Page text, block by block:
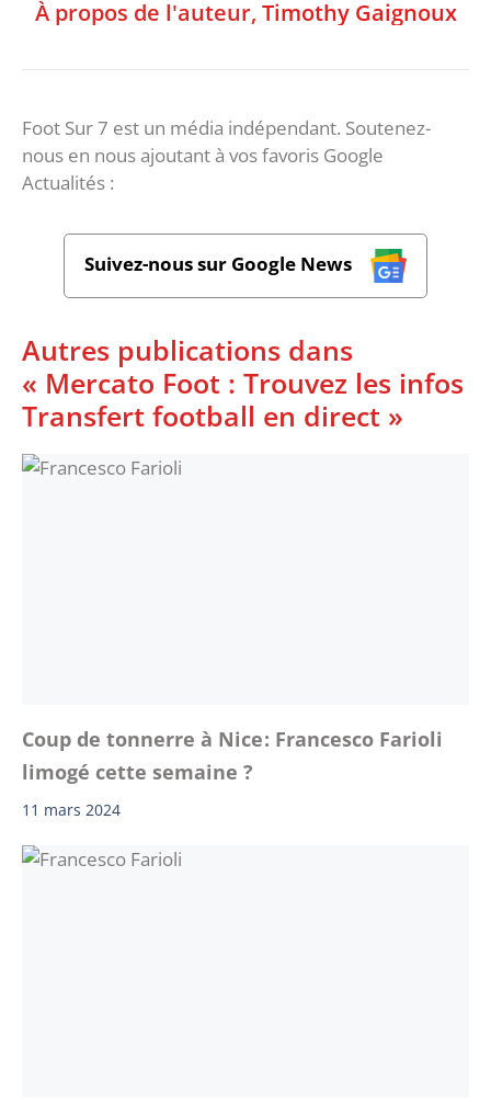
À propos de l'auteur, Timothy Gaignoux
Foot Sur 7 est un média indépendant. Soutenez-
nous en nous ajoutant à vos favoris Google
Actualités :
Suivez-nous sur Google News
Autres publications dans
« Mercato Foot : Trouvez les infos
Transfert football en direct »
Coup de tonnerre à Nice ‍: Francesco Farioli
limogé cette semaine ?
11 mars 2024